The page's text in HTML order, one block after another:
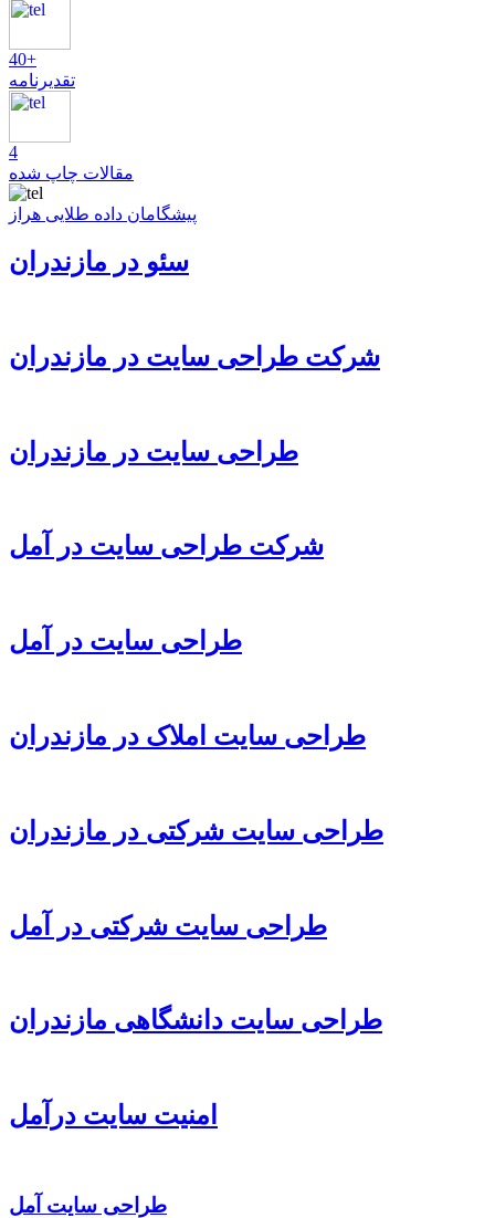
40+
تقدیرنامه
4
مقالات چاپ شده
پیشگامان داده طلایی هراز
سئو در مازندران
شرکت طراحی سایت در مازندران
طراحی سایت در مازندران
شرکت طراحی سایت در آمل
طراحی سایت در آمل
طراحی سایت املاک در مازندران
طراحی سایت شرکتی در مازندران
طراحی سایت شرکتی در آمل
طراحی سایت دانشگاهی مازندران
امنیت سایت درآمل
طراحی سایت آمل